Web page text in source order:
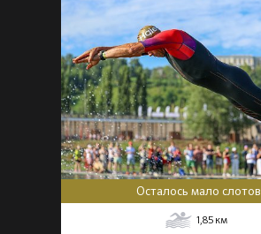
Осталось мало слотов
1,85 км